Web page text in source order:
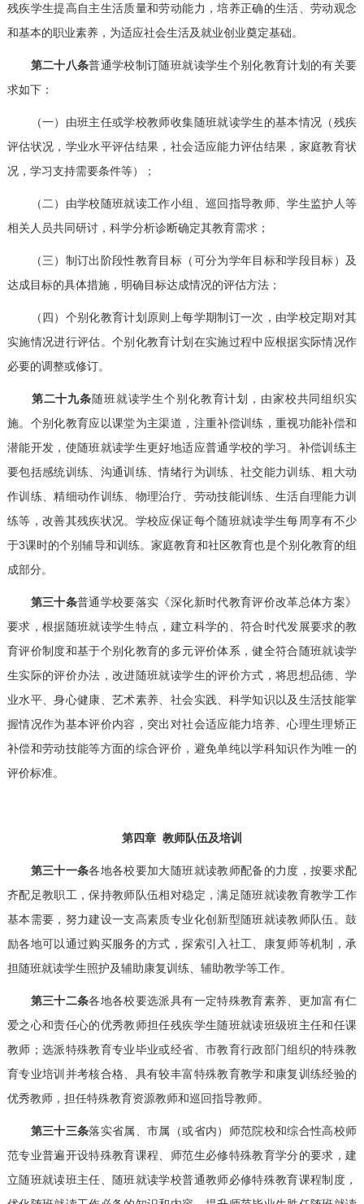
残疾学生提高自主生活质量和劳动能力，培养正确的生活、劳动观念
和基本的职业素养，为适应社会生活及就业创业奠定基础。
第二十八条普通学校制订随班就读学生个别化教育计划的有关要
求如下：
（一）由班主任或学校教师收集随班就读学生的基本情况（残疾
评估状况，学业水平评估结果，社会适应能力评估结果，家庭教育状
况，学习支持需要条件等）；
（二）由学校随班就读工作小组、巡回指导教师、学生监护人等
相关人员共同研讨，科学分析诊断确定其教育需求；
（三）制订出阶段性教育目标（可分为学年目标和学段目标）及
达成目标的具体措施，明确目标达成情况的评估方法；
（四）个别化教育计划原则上每学期制订一次，由学校定期对其
实施情况进行评估。个别化教育计划在实施过程中应根据实际情况作
必要的调整或修订。
第二十九条随班就读学生个别化教育计划，由家校共同组织实
施。个别化教育应以课堂为主渠道，注重补偿训练，重视功能补偿和
潜能开发，使随班就读学生更好地适应普通学校的学习。补偿训练主
要包括感统训练、沟通训练、情绪行为训练、社交能力训练、粗大动
作训练、精细动作训练、物理治疗、劳动技能训练、生活自理能力训
练等，改善其残疾状况。学校应保证每个随班就读学生每周享有不少
于3课时的个别辅导和训练。家庭教育和社区教育也是个别化教育的组
成部分。
第三十条普通学校要落实《深化新时代教育评价改革总体方案》
要求，根据随班就读学生特点，建立科学的、符合时代发展要求的教
育评价制度和基于个别化教育的多元评价体系，健全符合随班就读学
生实际的评价办法，改进随班就读学生的评价方式，将思想品德、学
业水平、身心健康、艺术素养、社会实践、科学知识以及生活技能掌
握情况作为基本评价内容，突出对社会适应能力培养、心理生理矫正
补偿和劳动技能等方面的综合评价，避免单纯以学科知识作为唯一的
评价标准。
第四章 教师队伍及培训
第三十一条各地各校要加大随班就读教师配备的力度，按要求配
齐配足教职工，保持教师队伍相对稳定，满足随班就读教育教学工作
基本需要，努力建设一支高素质专业化创新型随班就读教师队伍。鼓
励各地可以通过购买服务的方式，探索引入社工、康复师等机制，承
担随班就读学生照护及辅助康复训练、辅助教学等工作。
第三十二条各地各校要选派具有一定特殊教育素养、更加富有仁
爱之心和责任心的优秀教师担任残疾学生随班就读班级班主任和任课
教师；选派特殊教育专业毕业或经省、市教育行政部门组织的特殊教
育专业培训并考核合格、具有较丰富特殊教育教学和康复训练经验的
优秀教师，担任特殊教育资源教师和巡回指导教师。
第三十三条落实省属、市属（或省内）师范院校和综合性高校师
范专业普遍开设特殊教育课程、师范生必修特殊教育学分的要求，建
立随班就读班主任、随班就读学校普通教师必修特殊教育课程制度，